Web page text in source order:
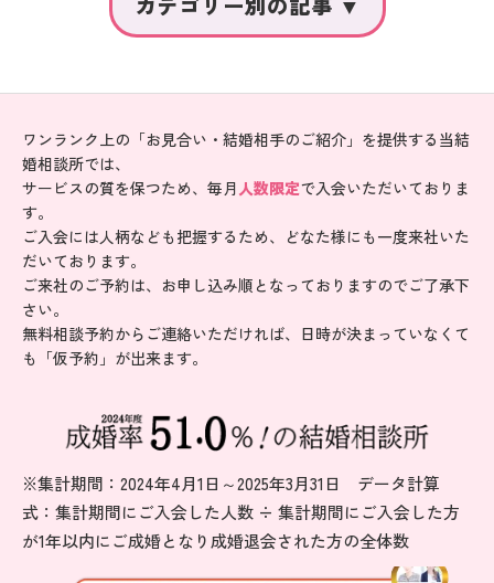
ワンランク上の「お見合い・結婚相手のご紹介」を提供する当結
婚相談所では、
サービスの質を保つため、毎月人数限定で入会いただいておりま
す。
ご入会には人柄なども把握するため、どなた様にも一度来社いた
だいております。
ご来社のご予約は、お申し込み順となっておりますのでご了承下
さい。
無料相談予約からご連絡いただければ、日時が決まっていなくて
も「仮予約」が出来ます。
※集計期間：2024年4月1日～2025年3月31日 データ計算
式：集計期間にご入会した人数 ÷ 集計期間にご入会した方
が1年以内にご成婚となり成婚退会された方の全体数